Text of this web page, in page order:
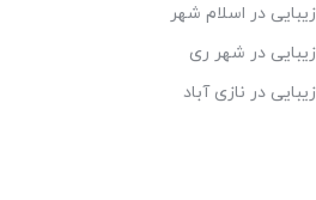
در اسلام شهر
در شهر ری
در نازی آباد